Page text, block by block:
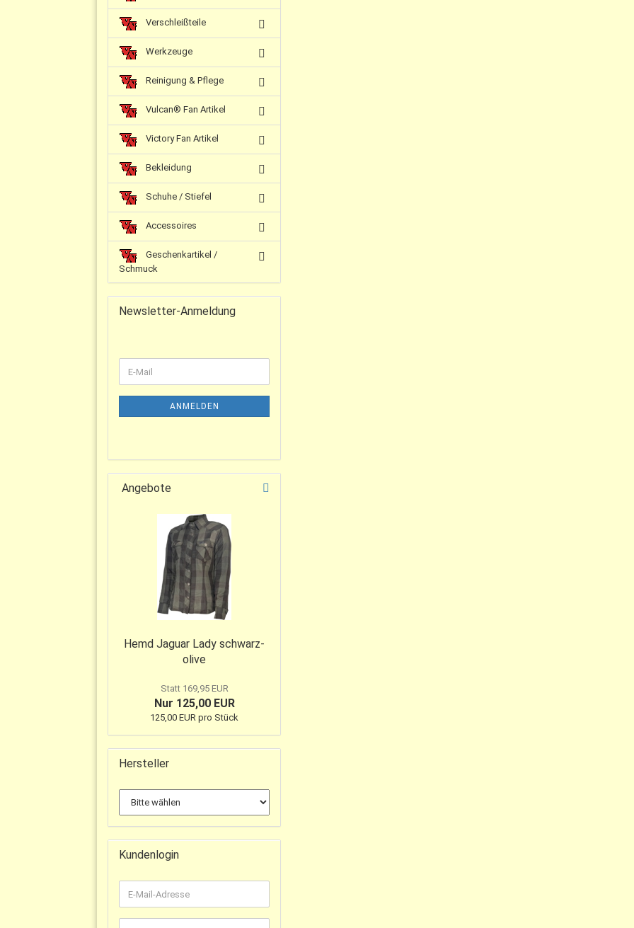
Verschleißteile
Werkzeuge
Reinigung & Pflege
Vulcan® Fan Artikel
Victory Fan Artikel
Bekleidung
Schuhe / Stiefel
Accessoires
Geschenkartikel /
Schmuck
Newsletter-Anmeldung
ANMELDEN
Angebote
Hemd Jaguar Lady schwarz-
olive
Statt 169,95 EUR
Nur 125,00 EUR
125,00 EUR pro Stück
Hersteller
Kundenlogin